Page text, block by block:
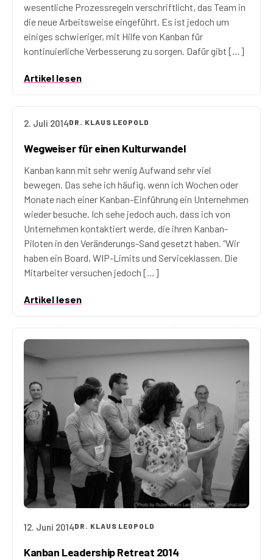
wesentliche Prozessregeln verschriftlicht, das Team in
die neue Arbeitsweise eingeführt. Es ist jedoch um
einiges schwieriger, mit Hilfe von Kanban für
kontinuierliche Verbesserung zu sorgen. Dafür gibt […]
Artikel lesen
2. Juli 2014DR. KLAUS LEOPOLD
Wegweiser für einen Kulturwandel
Kanban kann mit sehr wenig Aufwand sehr viel
bewegen. Das sehe ich häufig, wenn ich Wochen oder
Monate nach einer Kanban-Einführung ein Unternehmen
wieder besuche. Ich sehe jedoch auch, dass ich von
Unternehmen kontaktiert werde, die ihren Kanban-
Piloten in den Veränderungs-Sand gesetzt haben. “Wir
haben ein Board, WIP-Limits und Serviceklassen. Die
Mitarbeiter versuchen jedoch […]
Artikel lesen
12. Juni 2014DR. KLAUS LEOPOLD
Kanban Leadership Retreat 2014